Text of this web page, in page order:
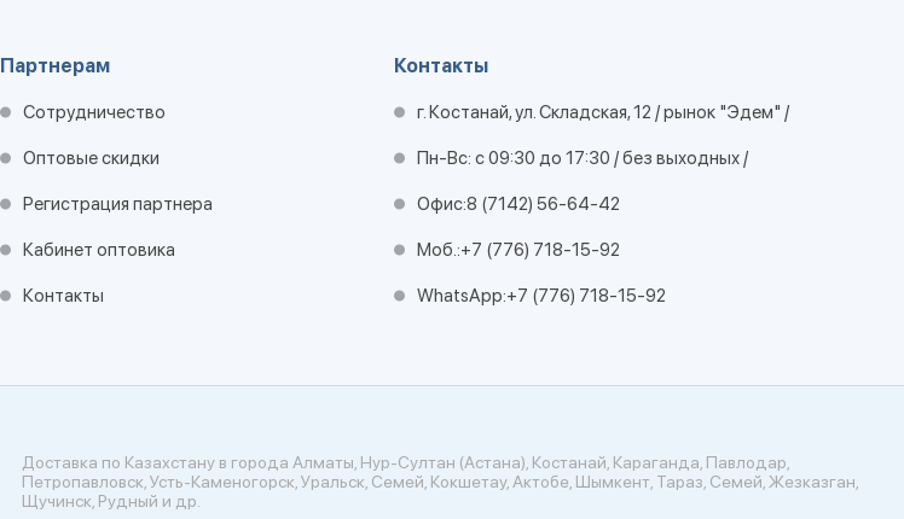
Партнерам
Сотрудничество
Оптовые скидки
Регистрация партнера
Кабинет оптовика
Контакты
Контакты
г. Костанай, ул. Складская, 12 / рынок "Эдем" /
Пн-Вс: с 09:30 до 17:30 / без выходных /
Офис:8 (7142) 56-64-42
Моб.:+7 (776) 718-15-92
WhatsApp:+7 (776) 718-15-92
Доставка по Казахстану в города Алматы, Нур-Султан (Астана), Костанай, Караганда, Павлодар,
Петропавловск, Усть-Каменогорск, Уральск, Семей, Кокшетау, Актобе, Шымкент, Тараз, Семей, Жезказган,
Щучинск, Рудный и др.